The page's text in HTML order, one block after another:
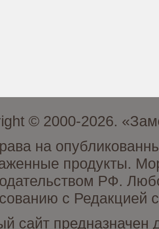
© 2000-2026.
на
продукты.
РФ.
с Редакцией
сайт предназначен